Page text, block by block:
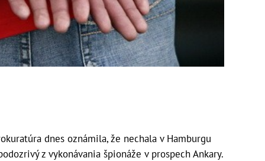
dnes oznámila, že nechala v Hamburgu
z vykonávania špionáže v prospech Ankary.